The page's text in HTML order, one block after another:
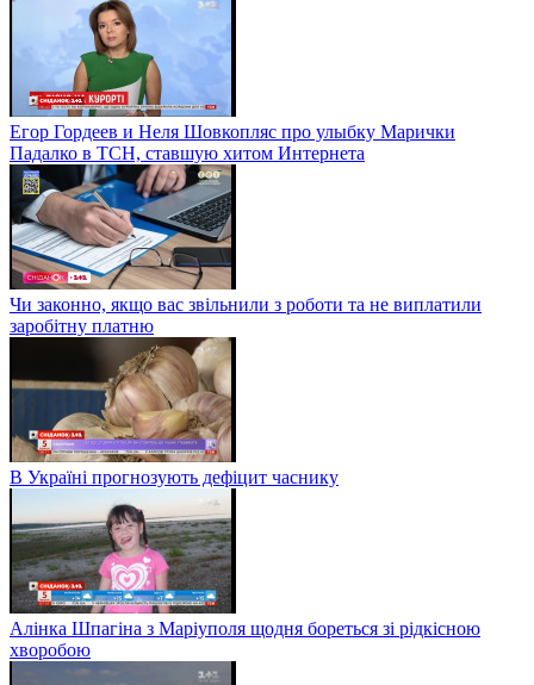
Егор Гордеев и Неля Шовкопляс про улыбку Марички
Падалко в ТСН, ставшую хитом Интернета
Чи законно, якщо вас звільнили з роботи та не виплатили
заробітну платню
В Україні прогнозують дефіцит часнику
Алінка Шпагіна з Маріуполя щодня бореться зі рідкісною
хворобою